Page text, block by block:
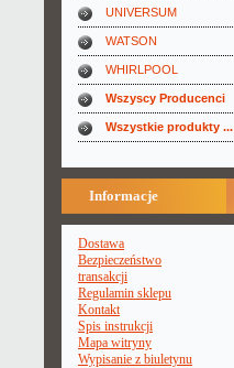
UNIVERSUM
WATSON
WHIRLPOOL
Wszyscy Producenci
Wszystkie produkty ...
Informacje
Dostawa
Bezpieczeństwo
transakcji
Regulamin sklepu
Kontakt
Spis instrukcji
Mapa witryny
Wypisanie z biuletynu